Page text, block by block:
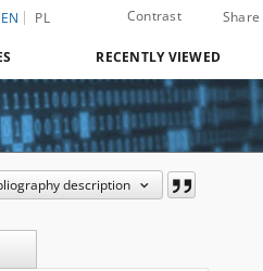
EN PL Contrast Share
RECENTLY VIEWED
description